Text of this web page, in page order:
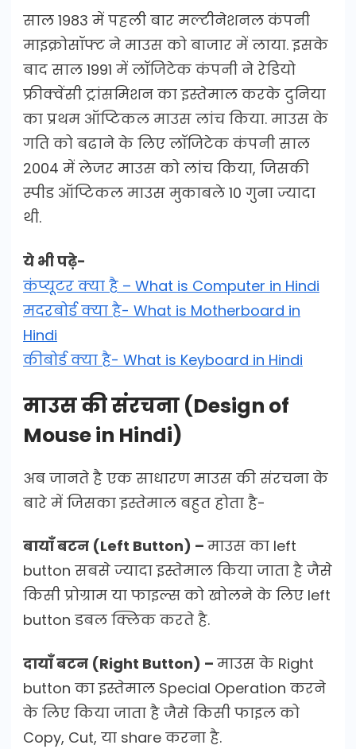
साल 1983 में पहली बार मल्टीनेशनल कंपनी
माइक्रोसॉफ्ट ने माउस को बाजार में लाया. इसके
बाद साल 1991 में लॉजिटेक कंपनी ने रेडियो
फ्रीक्वेंसी ट्रांसमिशन का इस्तेमाल करके दुनिया
का प्रथम ऑप्टिकल माउस लांच किया. माउस के
गति को बढाने के लिए लॉजिटेक कंपनी साल
2004 में लेजर माउस को लांच किया, जिसकी
स्पीड ऑप्टिकल माउस मुकाबले 10 गुना ज्यादा
थी.
ये भी पढ़े-
कंप्यूटर क्या है – What is Computer in Hindi
मदरबोर्ड क्या है- What is Motherboard in
Hindi
कीबोर्ड क्या है- What is Keyboard in Hindi
माउस की संरचना (Design of
Mouse in Hindi)
अब जानते है एक साधारण माउस की संरचना के
बारे में जिसका इस्तेमाल बहुत होता है-
बायाँ बटन (Left Button) – माउस का left
button सबसे ज्यादा इस्तेमाल किया जाता है जैसे
किसी प्रोग्राम या फाइल्स को खोलने के लिए left
button डबल क्लिक करते है.
दायाँ बटन (Right Button) – माउस के Right
button का इस्तेमाल Special Operation करने
के लिए किया जाता है जैसे किसी फाइल को
Copy, Cut, या share करना है.